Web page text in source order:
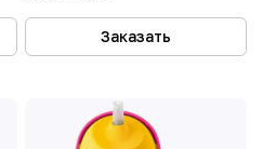
Заказать